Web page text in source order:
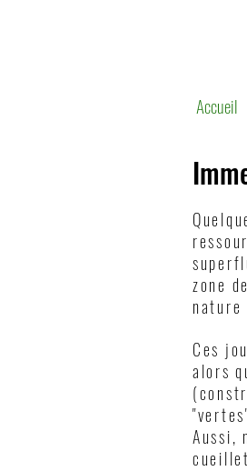
Accueil
zone
nature
Ces
alors
Aussi,